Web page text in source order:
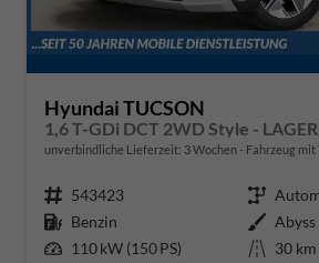
Hyundai TUCSON
1,6 T-GDi DCT 2WD Style - LAGER
unverbindliche Lieferzeit: 3 Wochen Fahrzeug mit
Fahrzeugnr. 543423 Getriebe
Kraftstoff Benzin Außenfarbe
Leistung 110 kW (150 PS) Kilometerstand 30 km